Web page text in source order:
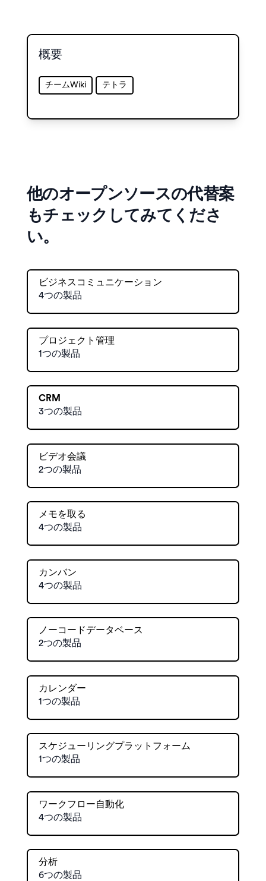
概要
チームWiki テトラ
他のオープンソースの代替案
もチェックしてみてくださ
い。
ビジネスコミュニケーション
4つの製品
プロジェクト管理
1つの製品
CRM
3つの製品
ビデオ会議
2つの製品
メモを取る
4つの製品
カンバン
4つの製品
ノーコードデータベース
2つの製品
カレンダー
1つの製品
スケジューリングプラットフォーム
1つの製品
ワークフロー自動化
4つの製品
分析
6つの製品